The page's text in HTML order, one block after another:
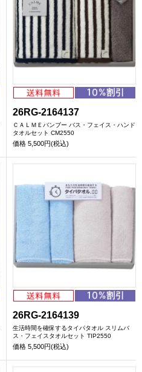
26RG-2164137
ＣＡＬＭＥバンブー バス・フェイス・ハンド
タオルセット CM2550
価格 5,500円(税込)
26RG-2164139
生活時間を確保するタイパタオル スリムバ
ス・フェイスタオルセット TIP2550
価格 5,500円(税込)